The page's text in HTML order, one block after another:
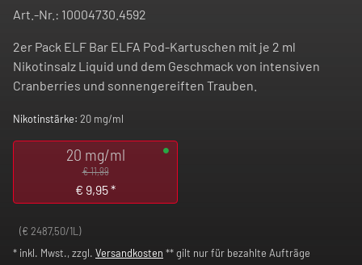
Art.-Nr.: 10004730.4592
2er Pack ELF Bar ELFA Pod-Kartuschen mit je 2 ml
Nikotinsalz Liquid und dem Geschmack von intensiven
Cranberries und sonnengereiften Trauben.
Nikotinstärke: 20 mg/ml
20 mg/ml
€ 11,99
€ 9,95*
(€ 2487,50/1L)
* inkl. Mwst., zzgl. Versandkosten ** gilt nur für bezahlte Aufträge